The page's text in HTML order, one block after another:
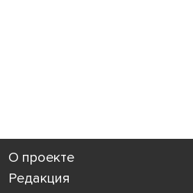
О проекте
Редакция